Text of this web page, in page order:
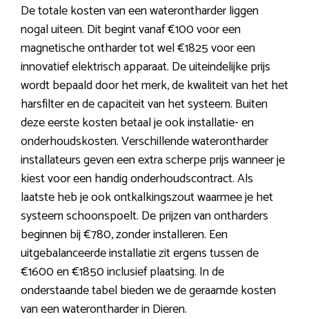
De totale kosten van een waterontharder liggen
nogal uiteen. Dit begint vanaf €100 voor een
magnetische ontharder tot wel €1825 voor een
innovatief elektrisch apparaat. De uiteindelijke prijs
wordt bepaald door het merk, de kwaliteit van het het
harsfilter en de capaciteit van het systeem. Buiten
deze eerste kosten betaal je ook installatie- en
onderhoudskosten. Verschillende waterontharder
installateurs geven een extra scherpe prijs wanneer je
kiest voor een handig onderhoudscontract. Als
laatste heb je ook ontkalkingszout waarmee je het
systeem schoonspoelt. De prijzen van ontharders
beginnen bij €780, zonder installeren. Een
uitgebalanceerde installatie zit ergens tussen de
€1600 en €1850 inclusief plaatsing. In de
onderstaande tabel bieden we de geraamde kosten
van een waterontharder in Dieren.